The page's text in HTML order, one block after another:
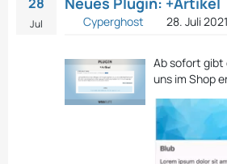
Jul Cyperghost 28. Juli
Ab sofort gibt
uns im Shop